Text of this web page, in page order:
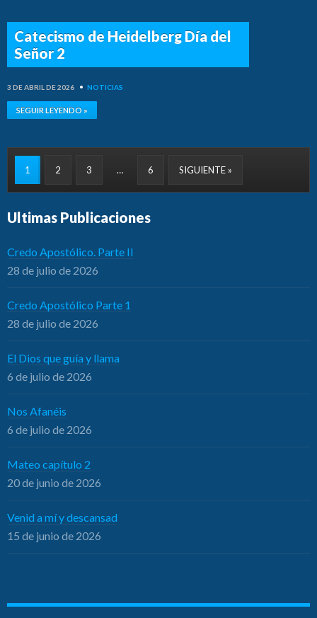
Catecismo de Heidelberg Día del
Señor 2
3 DE ABRIL DE 2026 • NOTICIAS
SEGUIR LEYENDO »
1 2 3 … 6 SIGUIENTE »
Ultimas Publicaciones
Credo Apostólico. Parte II
28 de julio de 2026
Credo Apostólico Parte 1
28 de julio de 2026
El Dios que guía y llama
6 de julio de 2026
Nos Afanéis
6 de julio de 2026
Mateo capítulo 2
20 de junio de 2026
Venid a mí y descansad
15 de junio de 2026